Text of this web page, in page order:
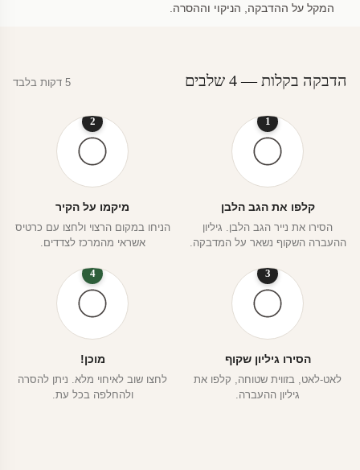
המקל על ההדבקה, הניקוי וההסרה.
הדבקה בקלות — 4 שלבים 5 דקות בלבד
1
קלפו את הגב הלבן
הסירו את נייר הגב הלבן. גיליון
ההעברה השקוף נשאר על המדבקה.
2
מיקמו על הקיר
הניחו במקום הרצוי ולחצו עם כרטיס
אשראי מהמרכז לצדדים.
3
הסירו גיליון שקוף
לאט-לאט, בזווית שטוחה, קלפו את
גיליון ההעברה.
4
מוכן!
לחצו שוב לאיחוי מלא. ניתן להסרה
ולהחלפה בכל עת.